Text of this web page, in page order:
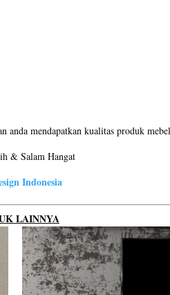
mendapatkan kualitas produk
& Salam Hangat
Indonesia
LAINNYA